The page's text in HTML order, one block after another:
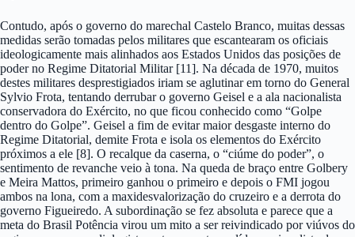
Contudo, após o governo do marechal Castelo Branco, muitas dessas
medidas serão tomadas pelos militares que escantearam os oficiais
ideologicamente mais alinhados aos Estados Unidos das posições de
poder no Regime Ditatorial Militar [11]. Na década de 1970, muitos
destes militares desprestigiados iriam se aglutinar em torno do General
Sylvio Frota, tentando derrubar o governo Geisel e a ala nacionalista
conservadora do Exército, no que ficou conhecido como “Golpe
dentro do Golpe”. Geisel a fim de evitar maior desgaste interno do
Regime Ditatorial, demite Frota e isola os elementos do Exército
próximos a ele [8]. O recalque da caserna, o “ciúme do poder”, o
sentimento de revanche veio à tona. Na queda de braço entre Golbery
e Meira Mattos, primeiro ganhou o primeiro e depois o FMI jogou
ambos na lona, com a maxidesvalorização do cruzeiro e a derrota do
governo Figueiredo. A subordinação se fez absoluta e parece que a
meta do Brasil Potência virou um mito a ser reivindicado por viúvos do